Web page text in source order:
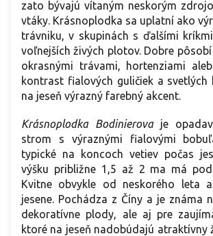
zato bývajú vítaným neskorým
vtáky. Krásnoplodka sa uplatní ako
trávniku, v skupinách s ďalšími
voľnejších živých plotov. Dobre
okrasnými trávami, hortenziami
kontrast fialových guličiek a svetlých
na jeseň výrazný farebný akcent.
Krásnoplodka Bodinierovaje
strom s výraznými fialovými
typické na koncoch vetiev počas
výšku približne 1,5 až 2 ma má
Kvitne obvykle od neskorého leta
jesene. Pochádza z Číny a je známa
dekoratívne plody, ale aj pre
ktoré na jeseň nadobúdajú atraktívny